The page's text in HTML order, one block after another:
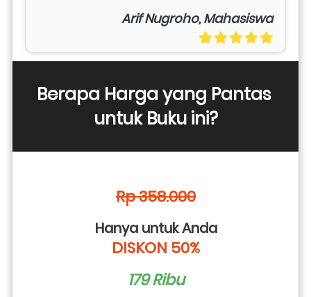
Arif Nugroho, Mahasiswa
Berapa Harga yang Pantas
untuk Buku ini?
Rp 358.000
Hanya untuk Anda
DISKON 50%
179 Ribu